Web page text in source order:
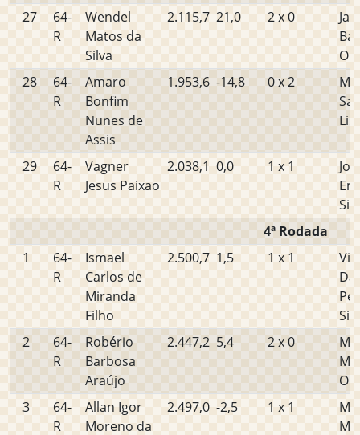
27
64-
R
Wendel
Matos da
Silva
2.115,7 21,0 2 x 0
28
64-
R
Amaro
Bonfim
Nunes de
Assis
1.953,6 -14,8 0 x 2
29
64-
R
Vagner
Jesus Paixao
2.038,1 0,0 1 x 1
4ª Rodada
1
64-
R
Ismael
Carlos de
Miranda
Filho
2.500,7 1,5 1 x 1
2
64-
R
Robério
Barbosa
Araújo
2.447,2 5,4 2 x 0
3
64-
R
Allan Igor
Moreno da
2.497,0 -2,5 1 x 1